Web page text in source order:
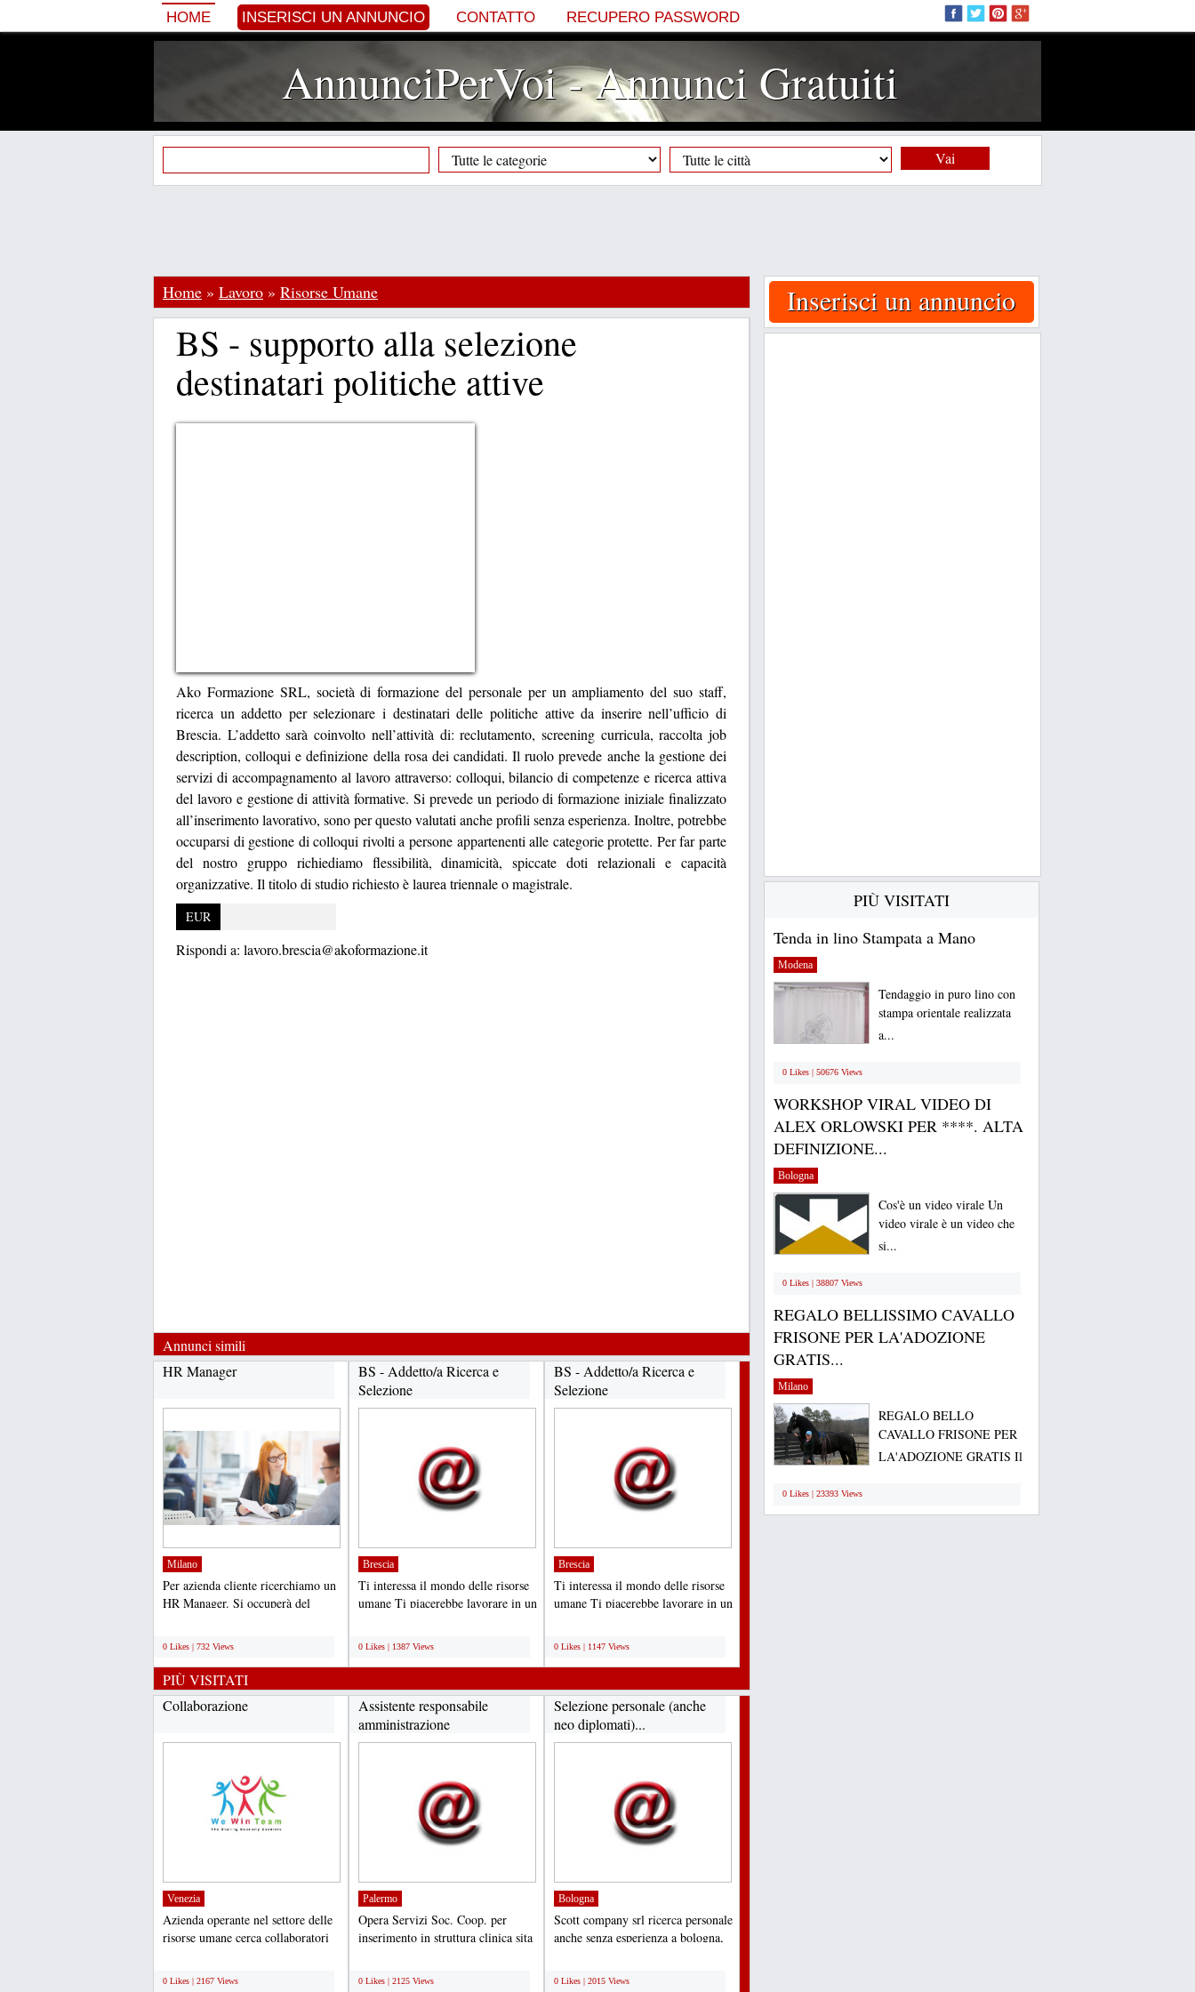
HOME INSERISCI UN ANNUNCIO CONTATTO RECUPERO PASSWORD
AnnunciPerVoi - Annunci Gratuiti
Vai
Home » Lavoro » Risorse Umane
BS - supporto alla selezione
destinatari politiche attive
Ako Formazione SRL, società di formazione del personale per un ampliamento del suo staff,
ricerca un addetto per selezionare i destinatari delle politiche attive da inserire nell’ufficio di
Brescia. L’addetto sarà coinvolto nell’attività di: reclutamento, screening curricula, raccolta job
description, colloqui e definizione della rosa dei candidati. Il ruolo prevede anche la gestione dei
servizi di accompagnamento al lavoro attraverso: colloqui, bilancio di competenze e ricerca attiva
del lavoro e gestione di attività formative. Si prevede un periodo di formazione iniziale finalizzato
all’inserimento lavorativo, sono per questo valutati anche profili senza esperienza. Inoltre, potrebbe
occuparsi di gestione di colloqui rivolti a persone appartenenti alle categorie protette. Per far parte
del nostro gruppo richiediamo flessibilità, dinamicità, spiccate doti relazionali e capacità
organizzative. Il titolo di studio richiesto è laurea triennale o magistrale.
EUR
Rispondi a: lavoro.brescia@akoformazione.it
Annunci simili
HR Manager
Milano
Per azienda cliente ricerchiamo un
HR Manager. Si occuperà del
0 Likes | 732 Views
BS - Addetto/a Ricerca e
Selezione
Brescia
Ti interessa il mondo delle risorse
umane Ti piacerebbe lavorare in un
0 Likes | 1387 Views
BS - Addetto/a Ricerca e
Selezione
Brescia
Ti interessa il mondo delle risorse
umane Ti piacerebbe lavorare in un
0 Likes | 1147 Views
PIÙ VISITATI
Collaborazione
Venezia
Azienda operante nel settore delle
risorse umane cerca collaboratori
0 Likes | 2167 Views
Assistente responsabile
amministrazione
Palermo
Opera Servizi Soc. Coop. per
inserimento in struttura clinica sita
0 Likes | 2125 Views
Selezione personale (anche
neo diplomati)...
Bologna
Scott company srl ricerca personale
anche senza esperienza a bologna,
0 Likes | 2015 Views
Inserisci un annuncio
PIÙ VISITATI
Tenda in lino Stampata a Mano
Modena
Tendaggio in puro lino con
stampa orientale realizzata
a...
0 Likes | 50676 Views
WORKSHOP VIRAL VIDEO DI
ALEX ORLOWSKI PER ****. ALTA
DEFINIZIONE...
Bologna
Cos'è un video virale Un
video virale è un video che
si...
0 Likes | 38807 Views
REGALO BELLISSIMO CAVALLO
FRISONE PER LA'ADOZIONE
GRATIS...
Milano
REGALO BELLO
CAVALLO FRISONE PER
LA'ADOZIONE GRATIS Il
0 Likes | 23393 Views